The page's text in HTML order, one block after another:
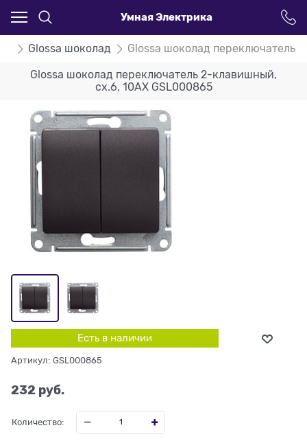
Умная Электрика
Glossa шоколад Glossa шоколад переключатель
Glossa шоколад переключатель 2-клавишный,
сх.6, 10АХ GSL000865
Есть в наличии
Артикул: GSL000865
232 руб.
Количество: